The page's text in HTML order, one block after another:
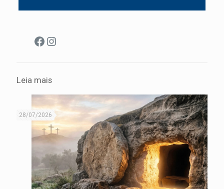
Facebook
Instagram
Leia mais
28/07/2026